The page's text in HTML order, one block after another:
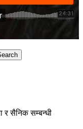
र सैनिक सम्बन्धी